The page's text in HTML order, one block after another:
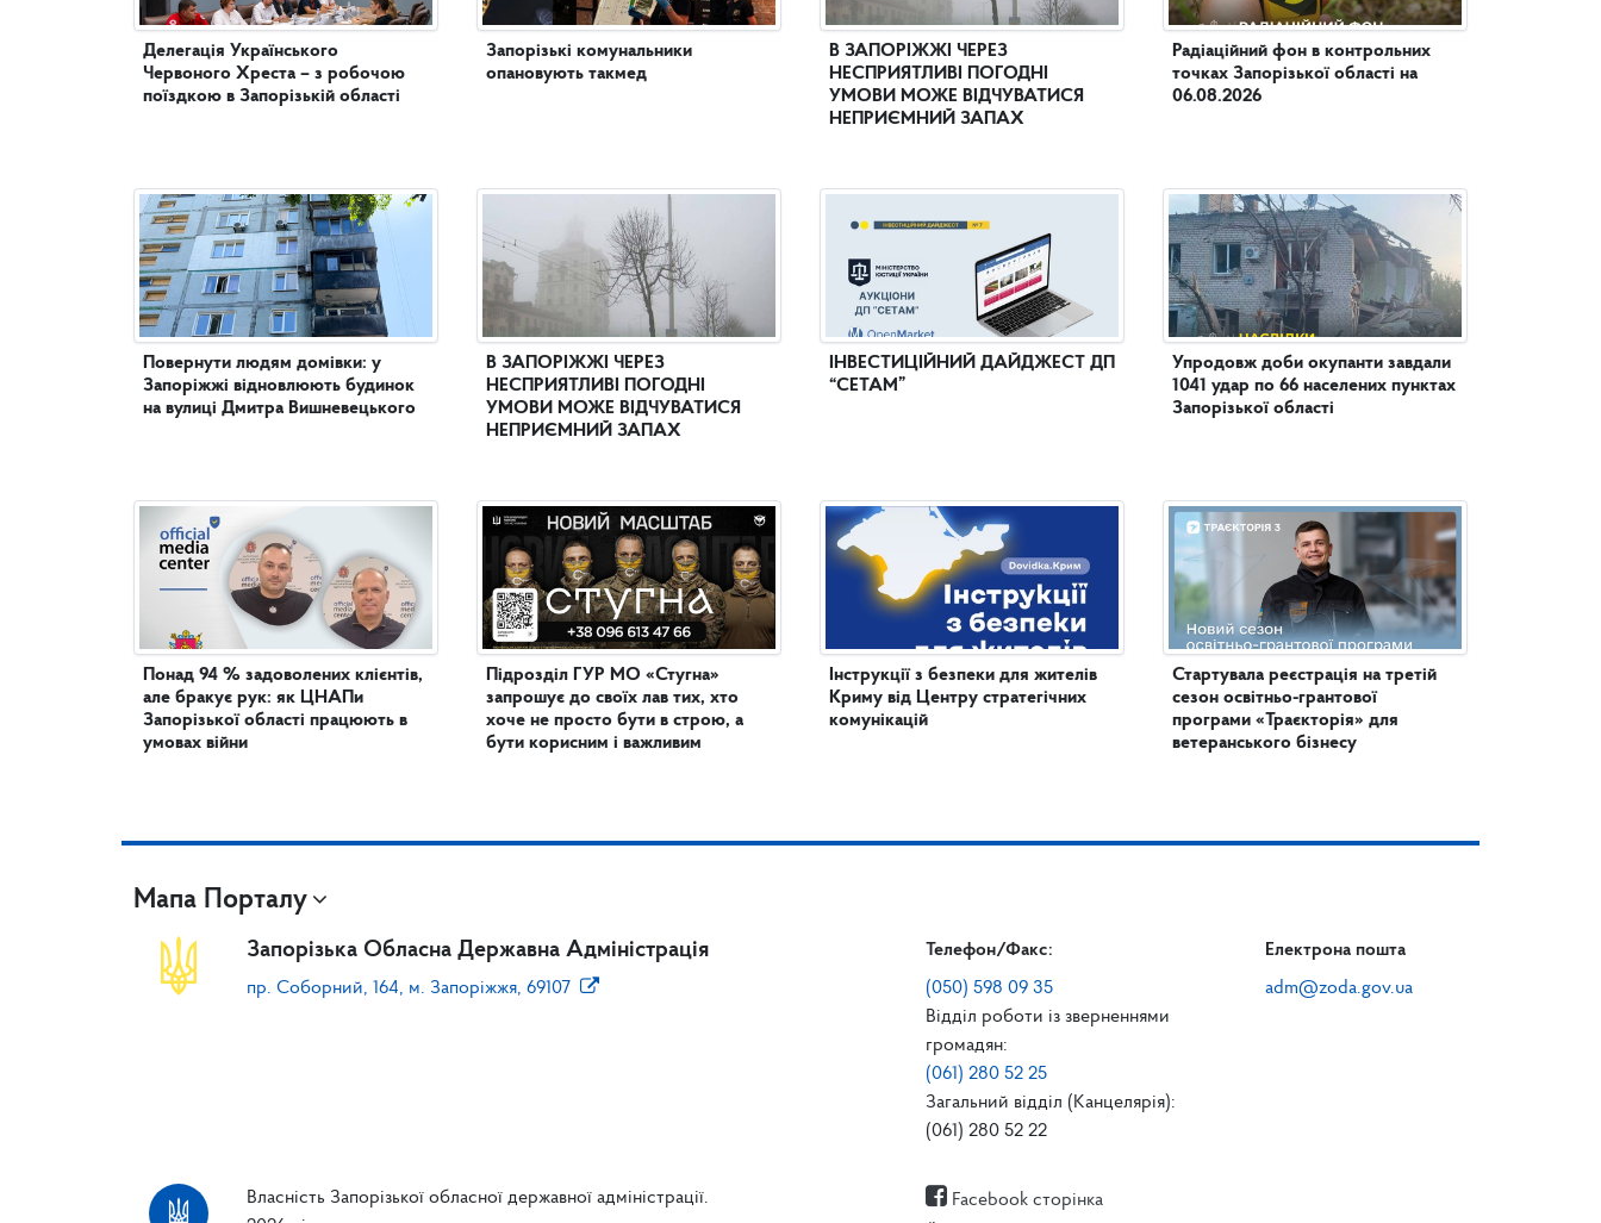
Делегація Українського
Червоного Хреста – з робочою
поїздкою в Запорізькій області
Повернути людям домівки: у
Запоріжжі відновлюють будинок
на вулиці Дмитра Вишневецького
Понад 94 % задоволених клієнтів,
але бракує рук: як ЦНАПи
Запорізької області працюють в
умовах війни
Запорізькі комунальники
опановують такмед
В ЗАПОРІЖЖІ ЧЕРЕЗ
НЕСПРИЯТЛИВІ ПОГОДНІ
УМОВИ МОЖЕ ВІДЧУВАТИСЯ
НЕПРИЄМНИЙ ЗАПАХ
Підрозділ ГУР МО «Стугна»
запрошує до своїх лав тих, хто
хоче не просто бути в строю, а
бути корисним і важливим
В ЗАПОРІЖЖІ ЧЕРЕЗ
НЕСПРИЯТЛИВІ ПОГОДНІ
УМОВИ МОЖЕ ВІДЧУВАТИСЯ
НЕПРИЄМНИЙ ЗАПАХ
ІНВЕСТИЦІЙНИЙ ДАЙДЖЕСТ ДП
“СЕТАМ”
Інструкції з безпеки для жителів
Криму від Центру стратегічних
комунікацій
Радіаційний фон в контрольних
точках Запорізької області на
06.08.2026
Упродовж доби окупанти завдали
1041 удар по 66 населених пунктах
Запорізької області
Стартувала реєстрація на третій
сезон освітньо-грантової
програми «Траєкторія» для
ветеранського бізнесу
Мапа Порталу
Запорізька Обласна Державна Адміністрація
пр. Соборний, 164, м. Запоріжжя, 69107
Телефон/Факс:
(050) 598 09 35
Відділ роботи із зверненнями
громадян:
(061) 280 52 25
Загальний відділ (Канцелярія):
(061) 280 52 22
Електрона пошта
adm@zoda.gov.ua
Власність Запорізької обласної державної адміністрації.
Facebook сторінка